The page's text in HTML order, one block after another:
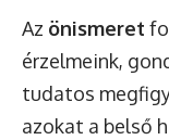
Az önismeret
érzelmeink,
tudatos
azokat a belső